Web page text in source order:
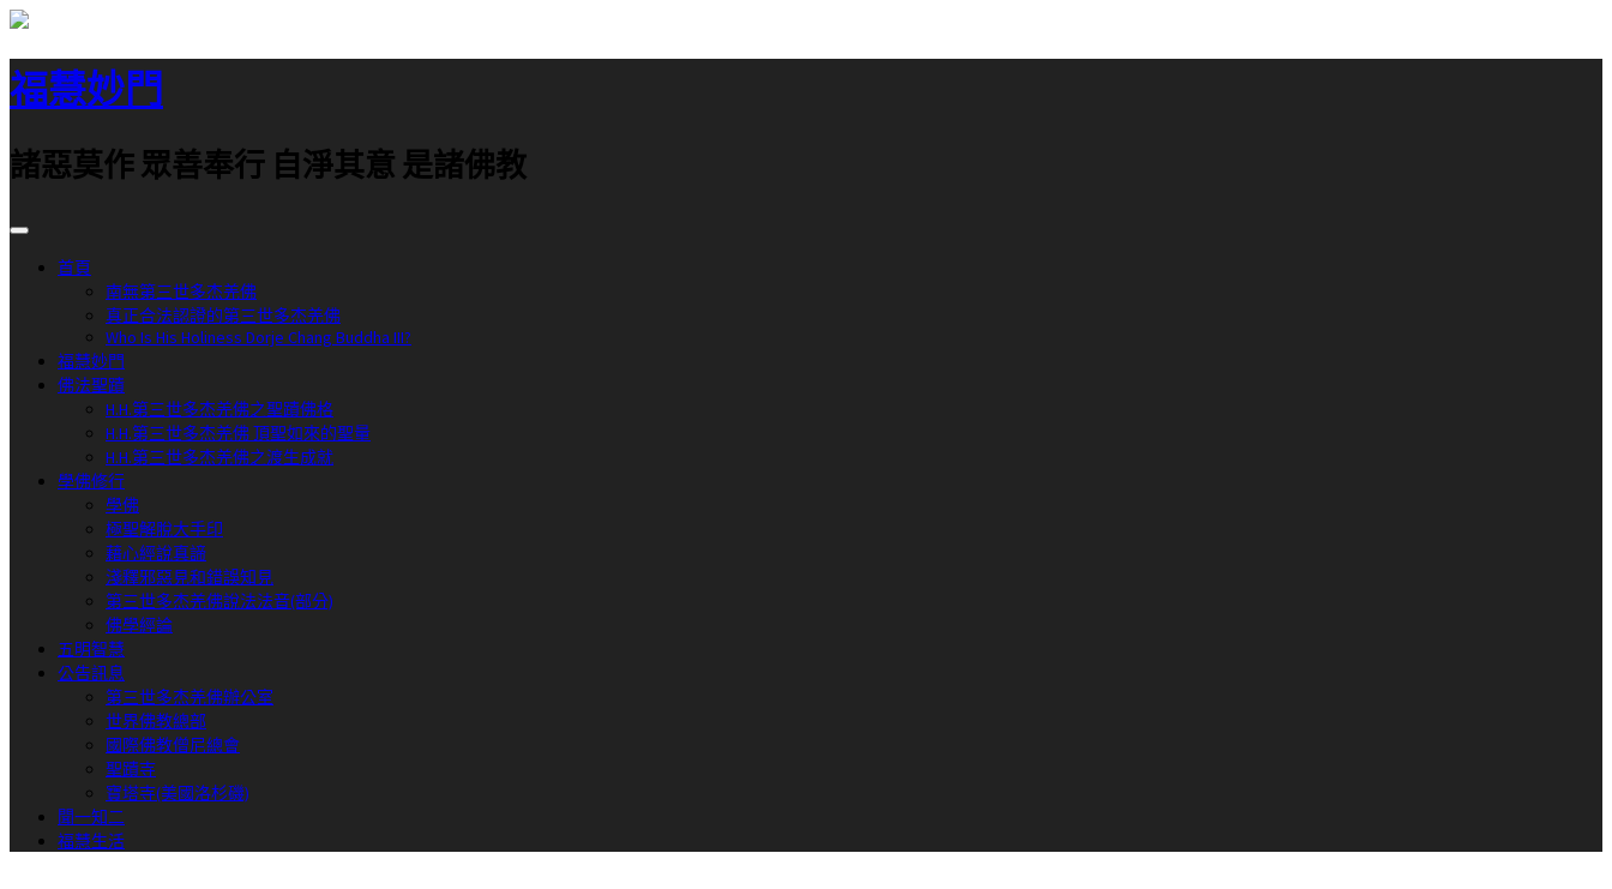
跳
至
主
要
容
福慧妙門
諸惡莫作 眾善奉行 自淨其意 是諸佛教
首頁
南無第三世多杰羌佛
真正合法認證的第三世多杰羌佛
Who Is His Holiness Dorje Chang Buddha III?
福慧妙門
佛法聖蹟
H.H.第三世多杰羌佛之聖蹟佛格
H.H.第三世多杰羌佛 頂聖如來的聖量
H.H.第三世多杰羌佛之渡生成就
學佛修行
學佛
極聖解脫大手印
藉心經說真諦
淺釋邪惡見和錯誤知見
第三世多杰羌佛說法法音(部分)
佛學經論
五明智慧
公告訊息
第三世多杰羌佛辦公室
世界佛教總部
國際佛教僧尼總會
聖蹟寺
寶塔寺(美國洛杉磯)
聞一知二
福慧生活